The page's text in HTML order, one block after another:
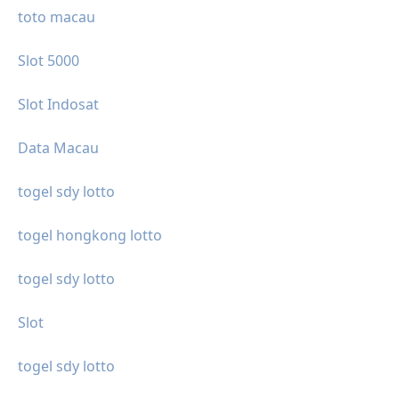
toto macau
Slot 5000
Slot Indosat
Data Macau
togel sdy lotto
togel hongkong lotto
togel sdy lotto
Slot
togel sdy lotto